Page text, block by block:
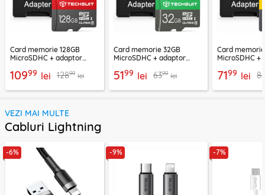
Card memorie 128GB
MicroSDHC + adaptor
10999 lei 12899 lei
Card memorie 32GB
MicroSDHC + adaptor
5199 lei 6399 lei
Card
MicroSDHC +
7199 lei
VEZI MAI MULTE
Cabluri Lightning
-6% -9% -7%